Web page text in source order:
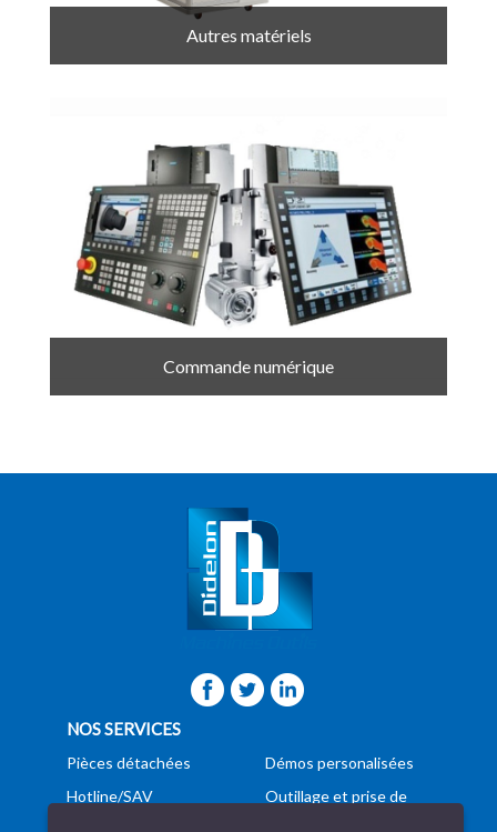
Autres matériels
Commande numérique
NOS SERVICES
Pièces détachées
Hotline/SAV
Démos personalisées
Outillage et prise de